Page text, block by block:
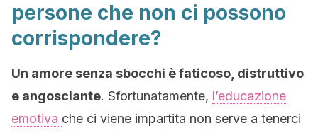
persone che non ci possono
corrispondere?
Un amore senza sbocchi è faticoso, distruttivo
e angosciante. Sfortunatamente, l’educazione
emotiva che ci viene impartita non serve a tenerci